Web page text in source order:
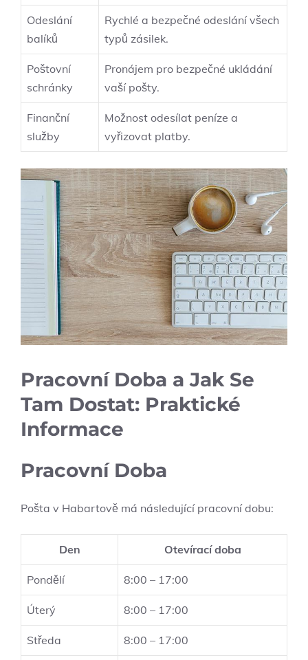
Odeslání
balíků
Rychlé a bezpečné odeslání všech
typů zásilek.
Poštovní
schránky
Pronájem pro bezpečné ukládání
vaší pošty.
Finanční
služby
Možnost odesílat peníze a
vyřizovat platby.
Pracovní Doba a Jak Se
Tam Dostat: Praktické
Informace
Pracovní Doba
Pošta v Habartově má následující pracovní dobu:
Den Otevírací doba
Pondělí 8:00 – 17:00
Úterý 8:00 – 17:00
Středa 8:00 – 17:00